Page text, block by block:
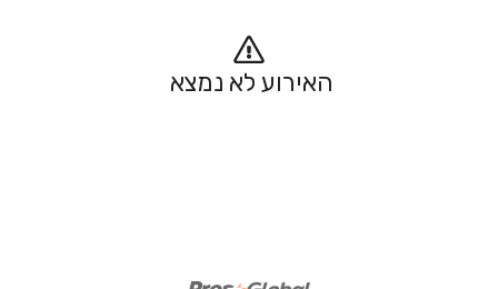
האירוע לא נמצא